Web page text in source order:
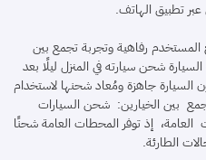
تطبيق الهاتف.
المستخدم رفاهية وتجربة تجمع بين
شحن سيارته في المنزل ليلًا بعد
السيارة جاهزة ومُعاد شحنها لاستخدام
الجمع بين الخيارين: شحن السيارات
العامة، إذ توفر المحطات العامة شحنًا
الطارئة.